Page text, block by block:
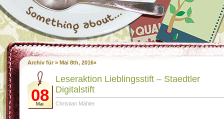
Archiv für » Mai 8th, 2016«
08
Mai
Leseraktion Lieblingsstift – Staedtler
Digitalstift
Christian Mähler